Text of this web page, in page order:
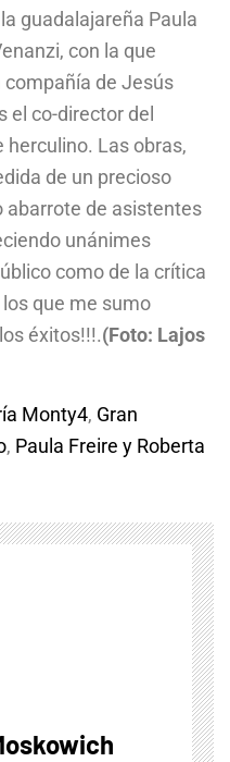
guadalajareña Paula
con la que
de Jesús
el co-director del
Las obras,
de un precioso
abarrote de asistentes
unánimes
como de la crítica
que me sumo
éxitos!!!.(Foto: Lajos
Monty4, Gran
, Paula Freire y Roberta